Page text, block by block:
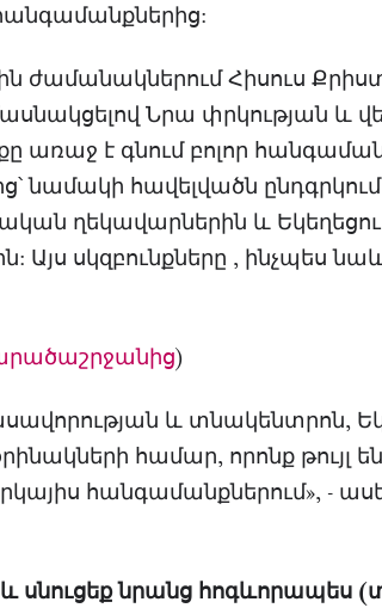
ժամանակներում Հիսուս
Նրա փրկության և
է գնում բոլոր
հավելվածն ընդգրկում
ղեկավարներին և
Այս սկզբունքները , ինչպես
)
և տնակենտրոն,
համար, որոնք թույլ
հանգամանքներում», -
սնուցեք նրանց հոգևորապես